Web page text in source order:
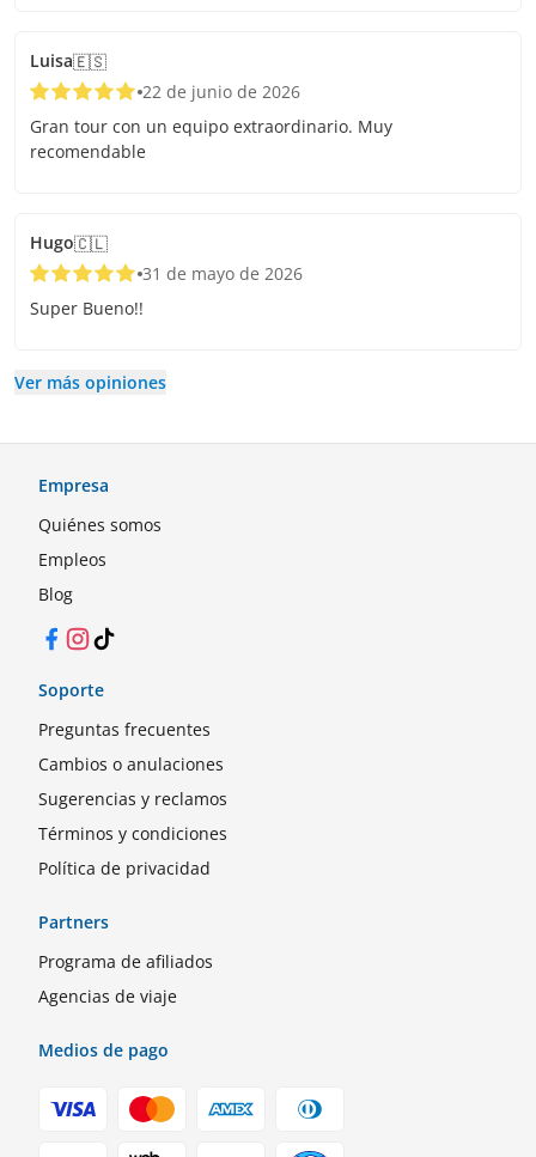
Luisa🇪🇸
22 de junio de 2026
Gran tour con un equipo extraordinario. Muy
recomendable
Hugo🇨🇱
31 de mayo de 2026
Super Bueno!!
Ver más opiniones
Empresa
Quiénes somos
Empleos
Blog
Facebook
Instagram
TikTok
Soporte
Preguntas frecuentes
Cambios o anulaciones
Sugerencias y reclamos
Términos y condiciones
Política de privacidad
Partners
Programa de afiliados
Agencias de viaje
Medios de pago